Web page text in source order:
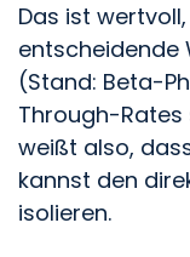
Das ist
entscheidende
(Stand: Beta-
Through-Rates
weißt also,
kannst den
isolieren.